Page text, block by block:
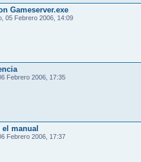
Gameserver.exe
05 Febrero 2006, 14:09
Febrero 2006, 17:35
el manual
Febrero 2006, 17:37